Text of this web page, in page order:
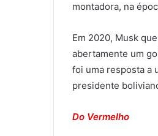
montadora, na
Em 2020, Musk
abertamente um
foi uma resposta a
presidente
Do Vermelho